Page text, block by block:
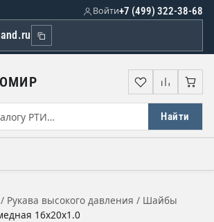
+7 (499) 322-38-68
Войти
Найти
Избранное
/ Рукава высокого давления / Шайбы
16х20х1.0